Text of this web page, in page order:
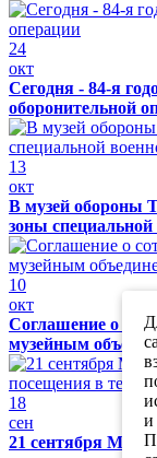
24
окт
Сегодня - 84-я
оборонительной
13
окт
В музей обороны
зоны
10
окт
Соглашение о
музейным
18
сен
21 сентября
и